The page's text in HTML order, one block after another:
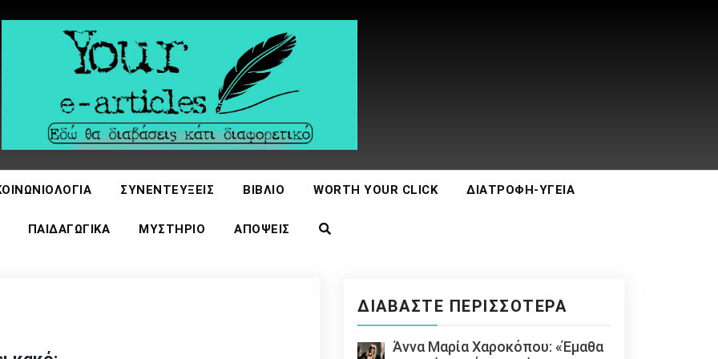
ΣΥΝΕΝΤΕΎΞΕΙΣ ΒΙΒΛΊΟ WORTH YOUR CLICK ΔΙΑΤΡΟΦΉ-ΥΓΕΊΑ
ΠΑΙΔΑΓΩΓΙΚΆ ΜΥΣΤΉΡΙΟ ΑΠΌΨΕΙΣ
ΔΙΑΒΆΣΤΕ ΠΕΡΙΣΣΌΤΕΡΑ
Άννα Μαρία Χαροκόπου: «Έμαθα